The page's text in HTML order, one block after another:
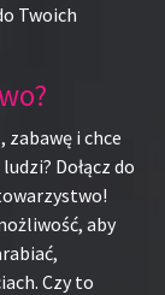
Twoich
i chce
Dołącz do
aby
Czy to